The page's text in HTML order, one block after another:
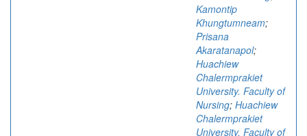
Kamontip
Khungtumneam;
Prisana
Akaratanapol;
Huachiew
Chalermprakiet
University. Faculty of
Nursing; Huachiew
Chalermprakiet
University. Faculty of